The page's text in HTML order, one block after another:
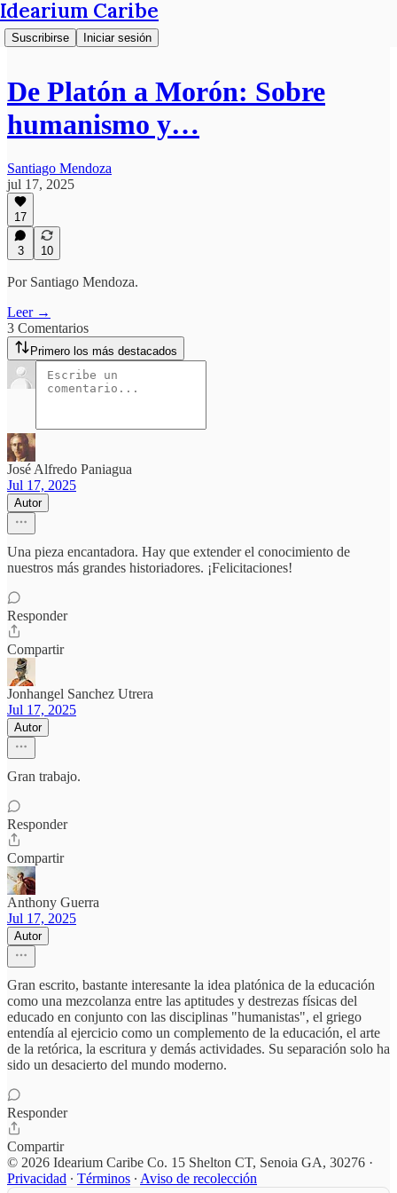
Idearium Caribe
Suscribirse Iniciar sesión
De Platón a Morón: Sobre
humanismo y…
Santiago Mendoza
jul 17, 2025
17
3 10
Por Santiago Mendoza.
Leer →
3 Comentarios
Primero los más destacados
José Alfredo Paniagua
Jul 17, 2025
Autor
Una pieza encantadora. Hay que extender el conocimiento de
nuestros más grandes historiadores. ¡Felicitaciones!
Responder
Compartir
Jonhangel Sanchez Utrera
Jul 17, 2025
Autor
Gran trabajo.
Responder
Compartir
Anthony Guerra
Jul 17, 2025
Autor
Gran escrito, bastante interesante la idea platónica de la educación
como una mezcolanza entre las aptitudes y destrezas físicas del
educado en conjunto con las disciplinas "humanistas", el griego
entendía al ejercicio como un complemento de la educación, el arte
de la retórica, la escritura y demás actividades. Su separación solo ha
sido un desacierto del mundo moderno.
Responder
Compartir
© 2026 Idearium Caribe Co. 15 Shelton CT, Senoia GA, 30276 ·
Privacidad ∙ Términos ∙ Aviso de recolección